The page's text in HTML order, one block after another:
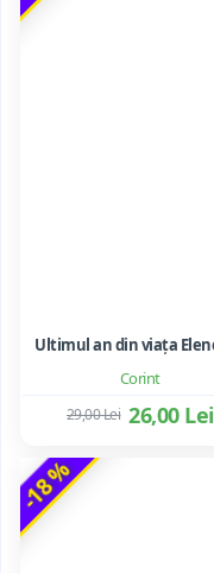
Corint
26,00 Lei
29,00 Lei
-18 %